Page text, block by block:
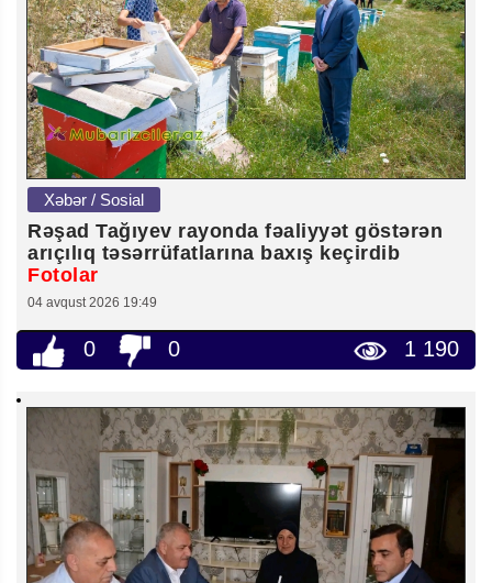
Xəbər / Sosial
Rəşad Tağıyev rayonda fəaliyyət göstərən
arıçılıq təsərrüfatlarına baxış keçirdib
Fotolar
04 avqust 2026 19:49
0 0 1 190